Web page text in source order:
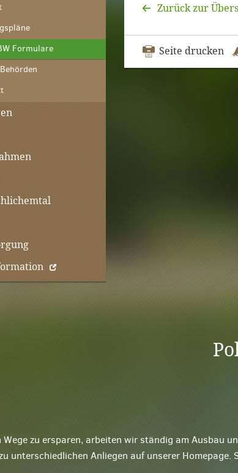
Formulare(ausgewählt)
Zurück zur
Seite drucken
Wege zu ersparen, arbeiten wir ständig am Ausbau
unterschiedlichen Anliegen auf unserer